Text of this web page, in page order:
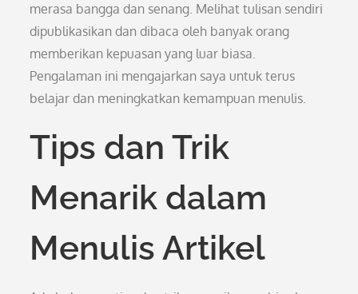
merasa bangga dan senang. Melihat tulisan sendiri
dipublikasikan dan dibaca oleh banyak orang
memberikan kepuasan yang luar biasa.
Pengalaman ini mengajarkan saya untuk terus
belajar dan meningkatkan kemampuan menulis.
Tips dan Trik
Menarik dalam
Menulis Artikel